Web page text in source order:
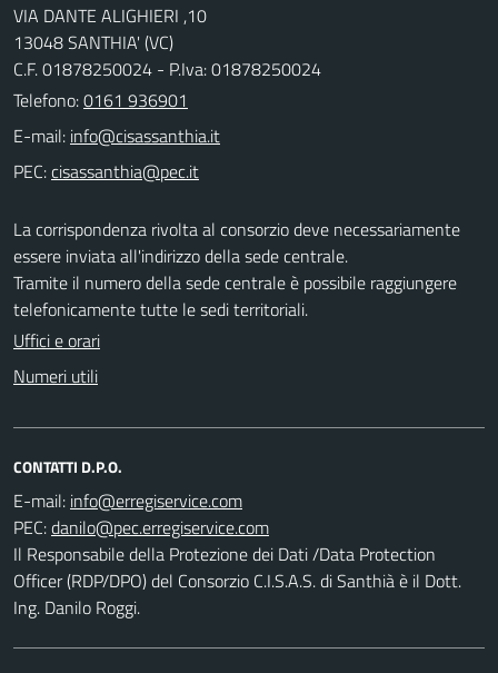
VIA DANTE ALIGHIERI ,10
13048 SANTHIA' (VC)
C.F. 01878250024 - P.Iva: 01878250024
Telefono:0161 936901
E-mail:
PEC:
La corrispondenza rivolta al consorzio deve necessariamente
essere inviata all'indirizzo della sede centrale.
Tramite il numero della sede centrale è possibile raggiungere
telefonicamente tutte le sedi territoriali.
Uffici e orari
Numeri utili
CONTATTI D.P.O.
E-mail:
PEC:
Il Responsabile della Protezione dei Dati /Data Protection
Officer (RDP/DPO) del Consorzio C.I.S.A.S. di Santhià è il Dott.
Ing. Danilo Roggi.